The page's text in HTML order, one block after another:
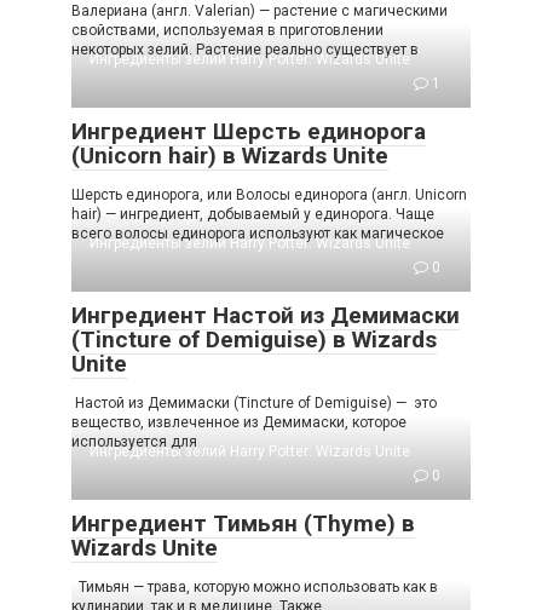
Валериана (англ. Valerian) — растение с магическими
свойствами, используемая в приготовлении
некоторых зелий. Растение реально существует в
Ингредиенты зелий Harry Potter: Wizards Unite
1
Ингредиент Шерсть единорога
(Unicorn hair) в Wizards Unite
Шерсть единорога, или Волосы единорога (англ. Unicorn
hair) — ингредиент, добываемый у единорога. Чаще
всего волосы единорога используют как магическое
Ингредиенты зелий Harry Potter: Wizards Unite
0
Ингредиент Настой из Демимаски
(Tincture of Demiguise) в Wizards
Unite
Настой из Демимаски (Tincture of Demiguise) — это
вещество, извлеченное из Демимаски, которое
используется для
Ингредиенты зелий Harry Potter: Wizards Unite
0
Ингредиент Тимьян (Thyme) в
Wizards Unite
Тимьян — трава, которую можно использовать как в
кулинарии, так и в медицине. Также